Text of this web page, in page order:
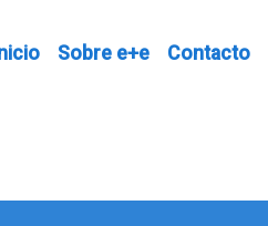
Sobre e+e Contacto